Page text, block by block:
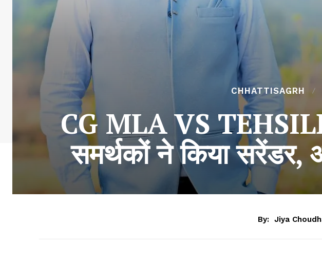
CHHATTISAGRH
CG MLA VS
समर्थकों ने किया
By: Jiya